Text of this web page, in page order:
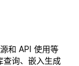
和 API 使用等
查询、嵌入生成